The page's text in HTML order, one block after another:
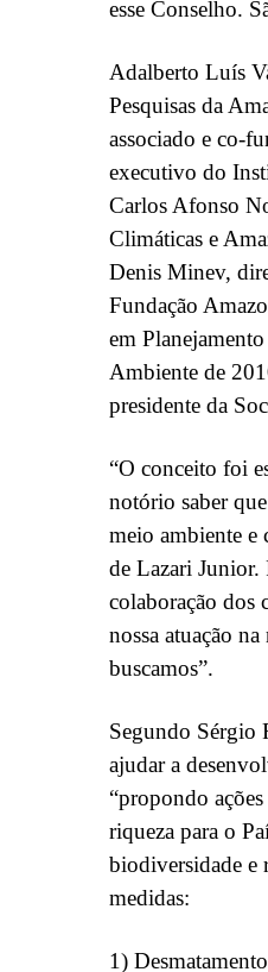
esse Conselho.
Adalberto Luís
Pesquisas da
associado e co-
executivo do
Carlos Afonso
Climáticas e
Denis Minev,
Fundação
em
Ambiente de
presidente da
“O conceito foi
notório saber
meio ambiente e
de Lazari Junior.
colaboração dos
nossa atuação
buscamos”.
Segundo Sérgio
ajudar a
“propondo
riqueza para o
biodiversidade e
medidas:
1)